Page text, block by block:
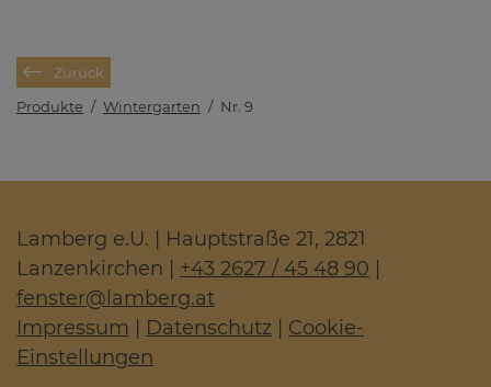
Zurück
Produkte / Wintergarten / Nr. 9
Lamberg e.U. | Hauptstraße 21, 2821
Lanzenkirchen | +43 2627 / 45 48 90
fenster@ lamberg.at
Impressum
Datenschutz
Cookie-
Einstellungen